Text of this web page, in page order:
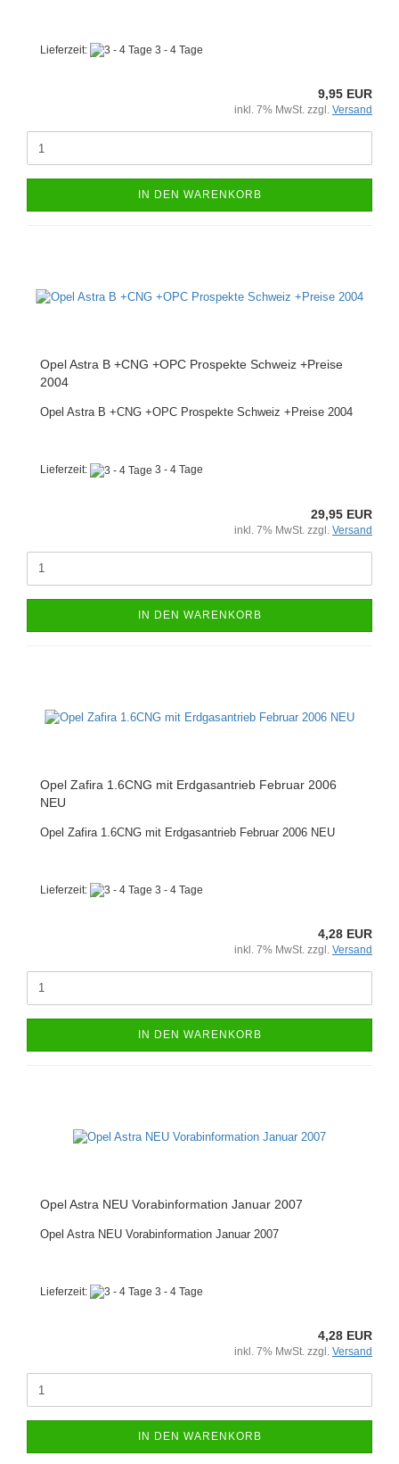
Lieferzeit: 3 - 4 Tage
9,95 EUR
inkl. 7% MwSt. zzgl. Versand
IN DEN WARENKORB
Opel Astra B +CNG +OPC Prospekte Schweiz +Preise
2004
Opel Astra B +CNG +OPC Prospekte Schweiz +Preise 2004
Lieferzeit: 3 - 4 Tage
29,95 EUR
inkl. 7% MwSt. zzgl. Versand
IN DEN WARENKORB
Opel Zafira 1.6CNG mit Erdgasantrieb Februar 2006
NEU
Opel Zafira 1.6CNG mit Erdgasantrieb Februar 2006 NEU
Lieferzeit: 3 - 4 Tage
4,28 EUR
inkl. 7% MwSt. zzgl. Versand
IN DEN WARENKORB
Opel Astra NEU Vorabinformation Januar 2007
Opel Astra NEU Vorabinformation Januar 2007
Lieferzeit: 3 - 4 Tage
4,28 EUR
inkl. 7% MwSt. zzgl. Versand
IN DEN WARENKORB